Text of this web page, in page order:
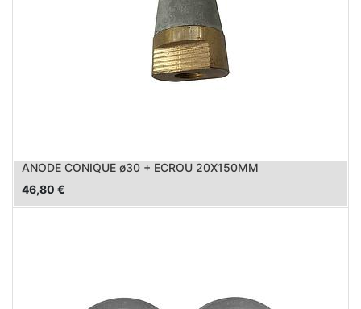
ANODE CONIQUE ø30 + ECROU 20X150MM
46,80 €